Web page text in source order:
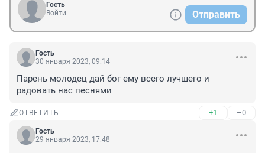
Гость
Войти
Отправить
Гость
30 января 2023, 09:14
Парень молодец дай бог ему всего лучшего и
радовать нас песнями
ОТВЕТИТЬ +1 –0
Гость
29 января 2023, 17:48